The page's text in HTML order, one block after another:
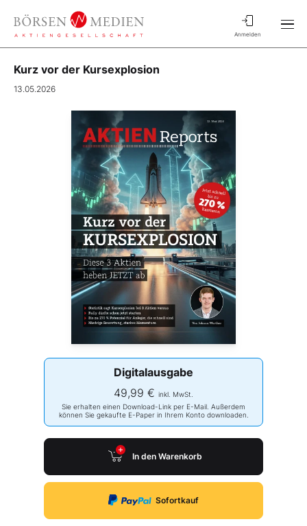
Anmelden
Kurz vor der Kursexplosion
13.05.2026
Digitalausgabe
49,99 € inkl. MwSt.
Sie erhalten einen Download-Link per E-Mail. Außerdem
können Sie gekaufte E-Paper in Ihrem Konto downloaden.
In den Warenkorb
Sofortkauf